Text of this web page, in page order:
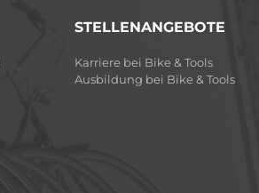
STELLENANGEBOTE
Karriere bei Bike & Tools
Ausbildung bei Bike & Tools